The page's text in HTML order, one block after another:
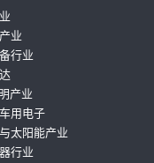
业
行业
产业
用电子
太阳能产业
行业